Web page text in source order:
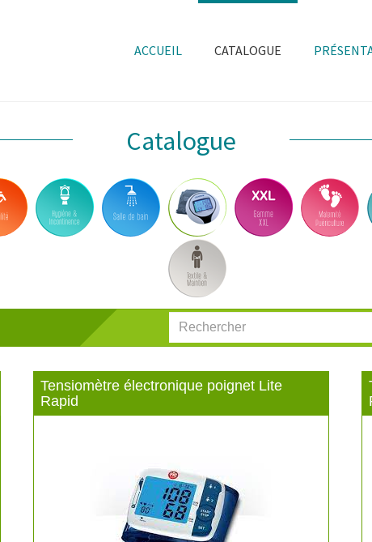
ACCUEIL CATALOGUE
Catalogue
Tensiomètre électronique poignet Lite
Rapid